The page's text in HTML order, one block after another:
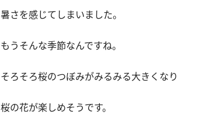
暑さを感じてしまいました。
もうそんな季節なんですね。
そろそろ桜のつぼみがみるみる大きくなり
桜の花が楽しめそうです。